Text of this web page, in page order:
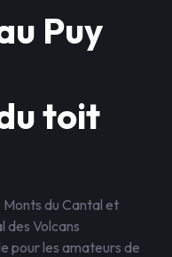
Puy
toit
Monts du Cantal et
des Volcans
pour les amateurs de